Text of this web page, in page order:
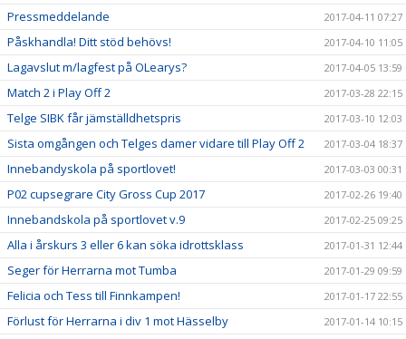
Pressmeddelande 2017-04-11 07:27
Påskhandla! Ditt stöd behövs! 2017-04-10 11:05
Lagavslut m/lagfest på OLearys? 2017-04-05 13:59
Match 2 i Play Off 2 2017-03-28 22:15
Telge SIBK får jämställdhetspris 2017-03-10 12:03
Sista omgången och Telges damer vidare till Play Off 2 2017-03-04 18:37
Innebandyskola på sportlovet! 2017-03-03 00:31
P02 cupsegrare City Gross Cup 2017 2017-02-26 19:40
Innebandskola på sportlovet v.9 2017-02-25 09:25
Alla i årskurs 3 eller 6 kan söka idrottsklass 2017-01-31 12:44
Seger för Herrarna mot Tumba 2017-01-29 09:59
Felicia och Tess till Finnkampen! 2017-01-17 22:55
Förlust för Herrarna i div 1 mot Hässelby
2017-01-14 10:15